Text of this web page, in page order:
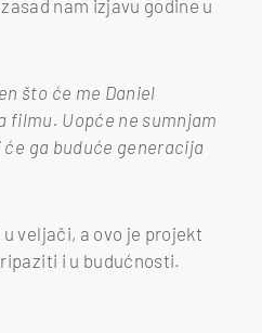
nam izjavu godine u
što će me Daniel
Uopće ne sumnjam
će ga buduće generacija
veljači, a ovo je projekt
i u budućnosti.